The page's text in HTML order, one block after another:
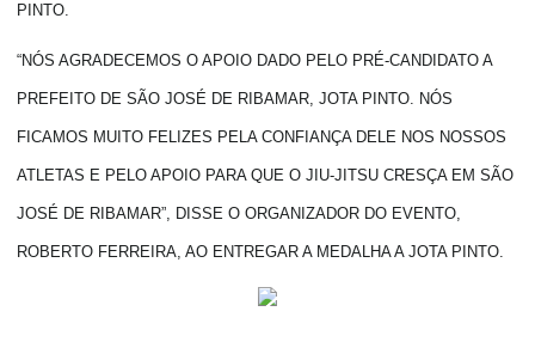
PINTO.
“NÓS AGRADECEMOS O APOIO DADO PELO PRÉ-CANDIDATO A
PREFEITO DE SÃO JOSÉ DE RIBAMAR, JOTA PINTO. NÓS
FICAMOS MUITO FELIZES PELA CONFIANÇA DELE NOS NOSSOS
ATLETAS E PELO APOIO PARA QUE O JIU-JITSU CRESÇA EM SÃO
JOSÉ DE RIBAMAR”, DISSE O ORGANIZADOR DO EVENTO,
ROBERTO FERREIRA, AO ENTREGAR A MEDALHA A JOTA PINTO.